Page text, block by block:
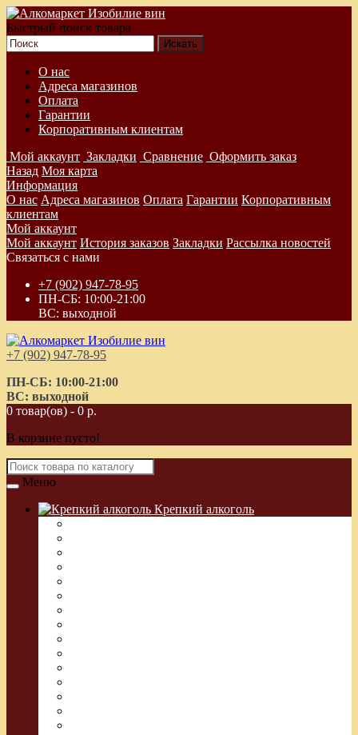
Быстрый поиск товара
О нас
Адреса магазинов
Оплата
Гарантии
Корпоративным клиентам
Мой аккаунт Закладки Сравнение Оформить заказ
Назад Моя карта
Информация
О нас Адреса магазинов Оплата Гарантии Корпоративным
клиентам
Мой аккаунт
Мой аккаунт История заказов Закладки Рассылка новостей
Связаться с нами
+7 (902) 947-78-95
ПН-СБ: 10:00-21:00
ВС: выходной
+7 (902) 947-78-95
ПН-СБ: 10:00-21:00
ВС: выходной
0 товар(ов) - 0 р.
В корзине пусто!
Меню
Крепкий алкоголь